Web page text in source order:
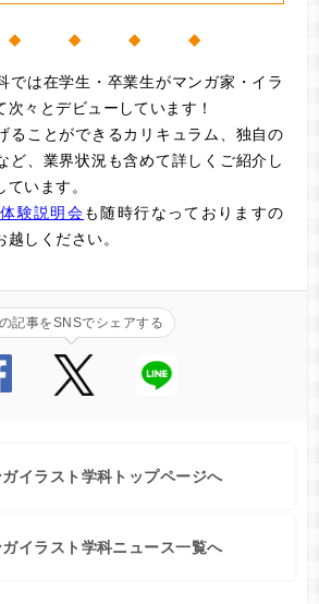
◆ ◆ ◆
では在学生・卒業生がマンガ家・イラ
次々とデビューしています！
ることができるカリキュラム、独自の
ど、業界状況も含めて詳しくご紹介し
います。
験説明会も随時行なっておりますの
しください。
記事をSNSでシェアする
イラスト学科トップページへ
イラスト学科ニュース一覧へ